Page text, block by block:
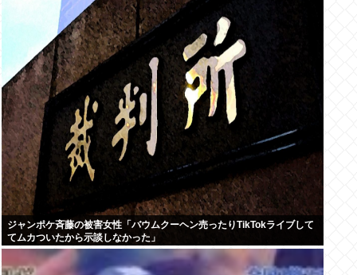
ジャンポケ斉藤の被害女性「バウムクーヘン売ったりTikTokライブして
てムカついたから示談しなかった」